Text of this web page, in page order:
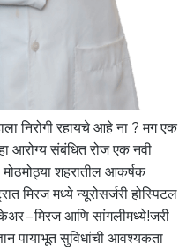
निरोगी रहायचे आहे ना ? मग एक
आरोग्य संबंधित रोज एक नवी
मोठमोठ्या शहरातील आकर्षक
मिरज मध्ये न्यूरोसर्जरी होस्पिटल
– मिरज आणि सांगलीमध्ये!जरी
पायाभूत सुविधांची आवश्यकता